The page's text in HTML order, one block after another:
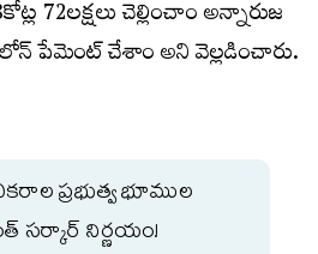
72లక్షలు చెల్లించాం అన్నారుజ
లోన్ పేమెంట్ చేశాం అని వెల్లడించారు.
ప్రభుత్వ భూముల
సర్కార్ నిర్ణయం!